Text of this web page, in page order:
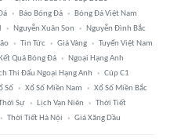
Báo Bóng Đá
Bóng Đá Việt Nam
Nguyễn Xuân Son
Nguyễn Đình Bắc
Tin Tức Giá Vàng
Tuyển Việt Nam
Quả Bóng Đá
Ngoại Hạng Anh
Thi Đấu Ngoại Hạng Anh
Cúp C1
Số Xổ Số Miền Nam
Xổ Số Miền Bắc
Sự Lịch Vạn Niên
Thời Tiết
Thời Tiết Hà Nội Giá Xăng Dầu